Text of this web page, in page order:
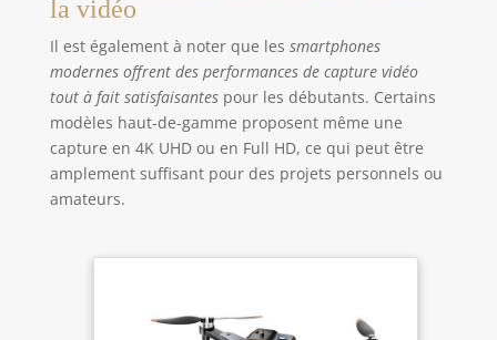
la vidéo
Il est également à noter que les smartphones
modernes offrent des performances de capture vidéo
tout à fait satisfaisantespour les débutants. Certains
modèles haut-de-gamme proposent même une
capture en 4K UHD ou en Full HD, ce qui peut être
amplement suffisant pour des projets personnels ou
amateurs.